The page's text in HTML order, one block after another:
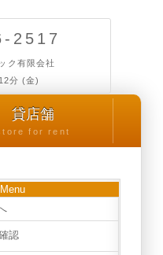
2517
ク有限会社
分 (金)
貸店舗
for rent
Menu
認